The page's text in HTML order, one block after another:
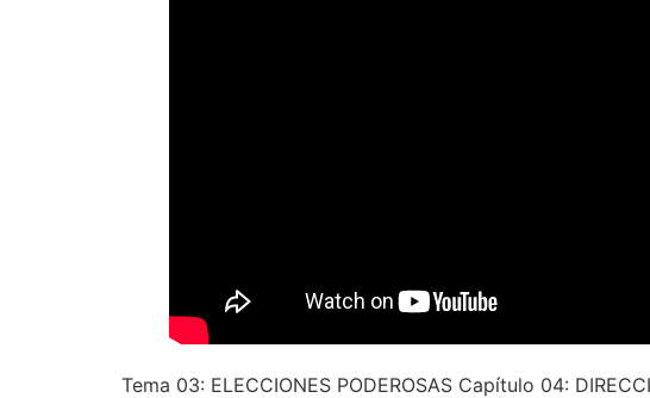
Tema 03: ELECCIONES PODEROSAS Capítulo 04: